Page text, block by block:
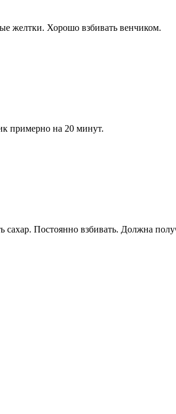
желтки. Хорошо взбивать венчиком.
примерно на 20 минут.
Постоянно взбивать. Должна